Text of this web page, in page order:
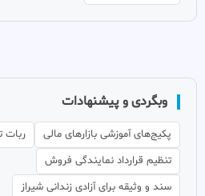
وبگردی و پیشنهادات
پکیج‌های آموزشی بازارهای مالی
ربات
تنظیم قرارداد نمایندگی فروش
سند و وثیقه برای آزادی زندانی شیراز